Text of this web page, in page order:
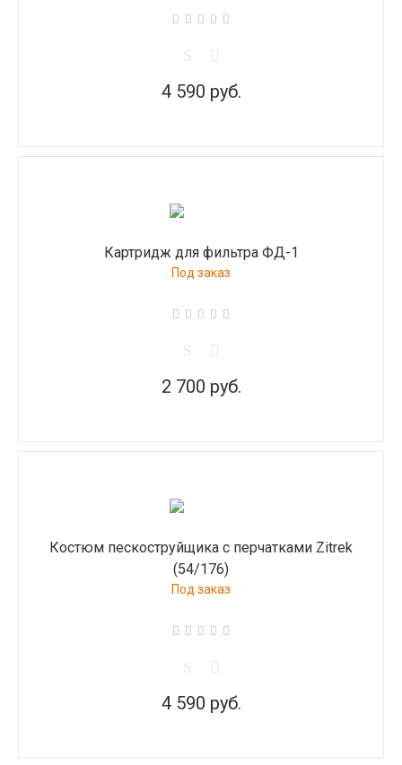
4 590 руб.
Картридж для фильтра ФД-1
Под заказ
2 700 руб.
Костюм пескоструйщика с перчатками Zitrek
(54/176)
Под заказ
4 590 руб.